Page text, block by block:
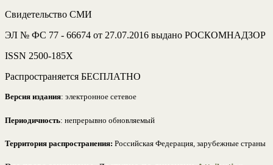
Свидетельство СМИ
ЭЛ № ФС 77 - 66674 от 27.07.2016 выдано РОСКОМНАДЗОР
ISSN 2500-185Х
Распространяется БЕСПЛАТНО
Версия издания: электронное сетевое
Периодичность: непрерывно обновляемый
Территория распространения: Российская Федерация, зарубежные страны